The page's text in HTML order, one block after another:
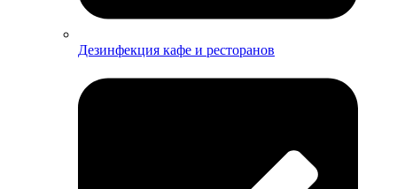
Дезинфекция кафе и ресторанов